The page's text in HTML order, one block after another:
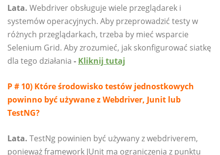
Lata. Webdriver obsługuje wiele przeglądarek i
systemów operacyjnych. Aby przeprowadzić testy w
różnych przeglądarkach, trzeba by mieć wsparcie
Selenium Grid. Aby zrozumieć, jak skonfigurować siatkę
dla tego działania - Kliknij tutaj
P # 10) Które środowisko testów jednostkowych
powinno być używane z Webdriver, Junit lub
TestNG?
Lata. TestNg powinien być używany z webdriverem,
ponieważ framework JUnit ma ograniczenia z punktu